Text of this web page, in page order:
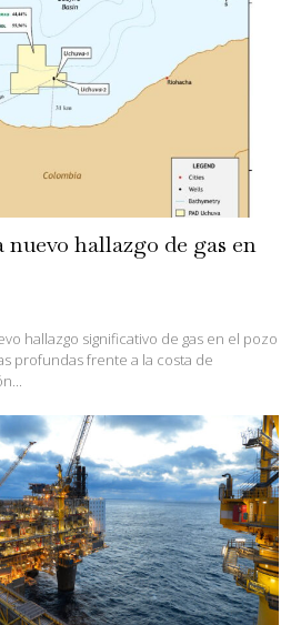
hallazgo de gas en
hallazgo significativo de gas en el pozo
profundas frente a la costa de